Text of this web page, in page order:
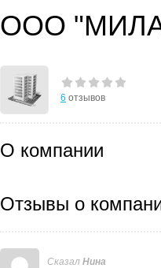
ООО
6 отзывов
О компании
Отзывы о
Сказал Нина